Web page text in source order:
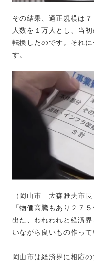
その結果、適正規模は
人数を１万人とし、当
転換したのです。それ
す。
（岡山市 大森雅夫市長
「物価高騰もあり２７
出た、われわれと経済
いながら良いもの作って
岡山市は経済界に相応